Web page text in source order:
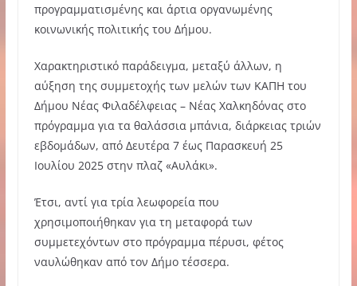
προγραμματισμένης και άρτια οργανωμένης
κοινωνικής πολιτικής του Δήμου.
Χαρακτηριστικό παράδειγμα, μεταξύ άλλων, η
αύξηση της συμμετοχής των μελών των ΚΑΠΗ του
Δήμου Νέας Φιλαδέλφειας – Νέας Χαλκηδόνας στο
πρόγραμμα για τα θαλάσσια μπάνια, διάρκειας τριών
εβδομάδων, από Δευτέρα 7 έως Παρασκευή 25
Ιουλίου 2025 στην πλαζ «Αυλάκι».
Έτσι, αντί για τρία λεωφορεία που
χρησιμοποιήθηκαν για τη μεταφορά των
συμμετεχόντων στο πρόγραμμα πέρυσι, φέτος
ναυλώθηκαν από τον Δήμο τέσσερα.